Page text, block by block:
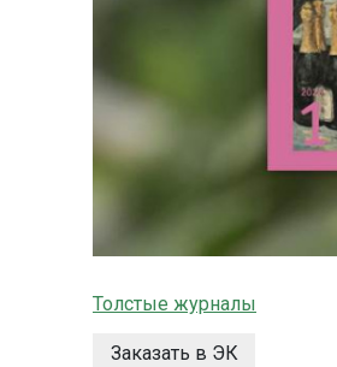
Толстые журналы
Заказать в ЭК